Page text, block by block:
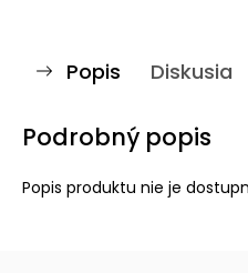
Popis Diskusia
Podrobný popis
Popis produktu nie je